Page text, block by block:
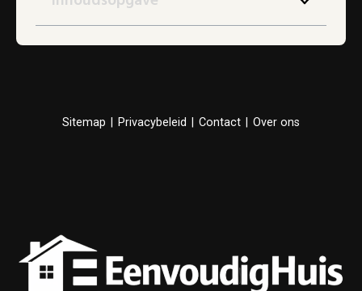
Sitemap Privacybeleid Contact Over ons